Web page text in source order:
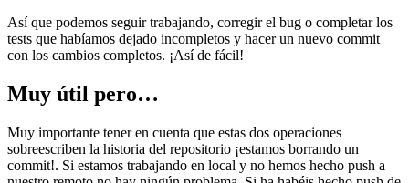
Así que podemos seguir trabajando, corregir el bug o completar los
tests que habíamos dejado incompletos y hacer un nuevo commit
con los cambios completos. ¡Así de fácil!
Muy útil pero…
Muy importante tener en cuenta que estas dos operaciones
sobreescriben la historia del repositorio ¡estamos borrando un
commit!. Si estamos trabajando en local y no hemos hecho push a